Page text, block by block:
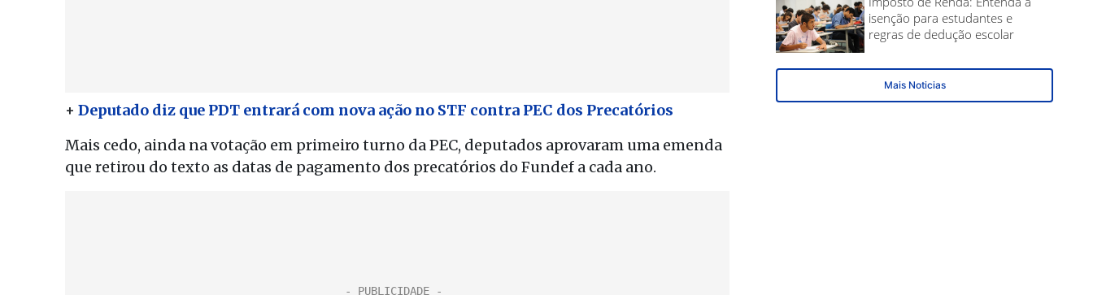
+ Deputado diz que PDT entrará com nova ação no STF contra PEC dos Precatórios
Mais cedo, ainda na votação em primeiro turno da PEC, deputados aprovaram uma emenda
que retirou do texto as datas de pagamento dos precatórios do Fundef a cada ano.